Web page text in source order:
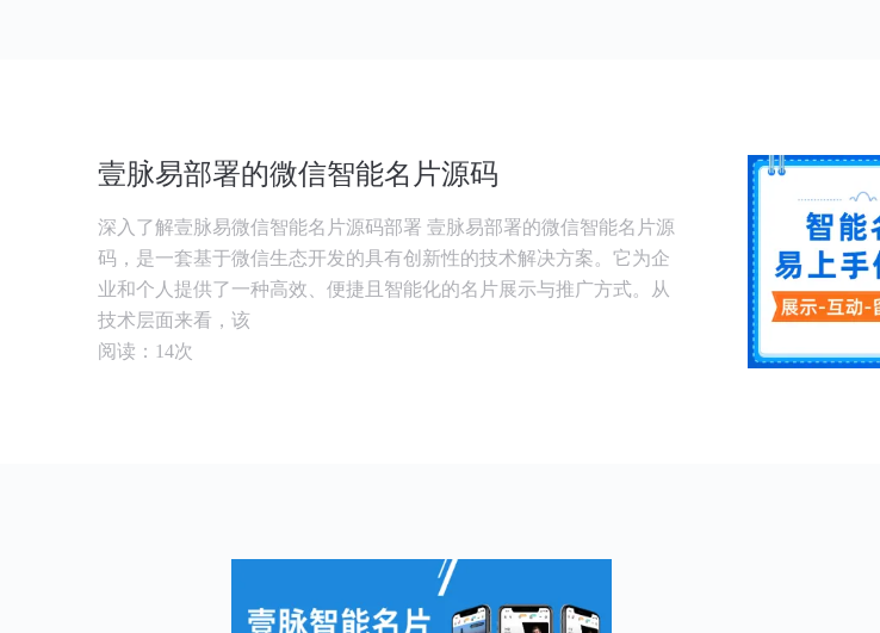
壹脉易部署的微信智能名片源码
深入了解壹脉易微信智能名片源码部署 壹脉易部署的微信智能名片源
码，是一套基于微信生态开发的具有创新性的技术解决方案。它为企
业和个人提供了一种高效、便捷且智能化的名片展示与推广方式。从
技术层面来看，该
阅读：14次